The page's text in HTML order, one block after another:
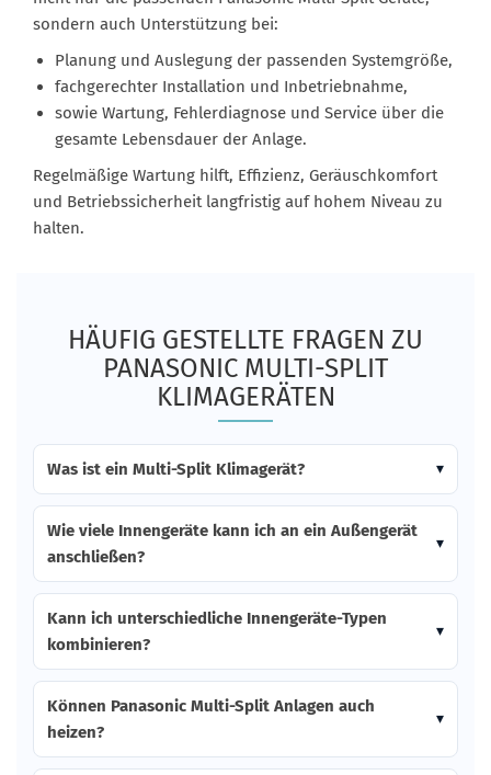
sondern auch Unterstützung bei:
Planung und Auslegung der passenden Systemgröße,
fachgerechter Installation und Inbetriebnahme,
sowie Wartung, Fehlerdiagnose und Service über die
gesamte Lebensdauer der Anlage.
Regelmäßige Wartung hilft, Effizienz, Geräuschkomfort
und Betriebssicherheit langfristig auf hohem Niveau zu
halten.
HÄUFIG GESTELLTE FRAGEN ZU
PANASONIC MULTI-SPLIT
KLIMAGERÄTEN
Was ist ein Multi-Split Klimagerät?
Wie viele Innengeräte kann ich an ein Außengerät
anschließen?
Kann ich unterschiedliche Innengeräte-Typen
kombinieren?
Können Panasonic Multi-Split Anlagen auch
heizen?